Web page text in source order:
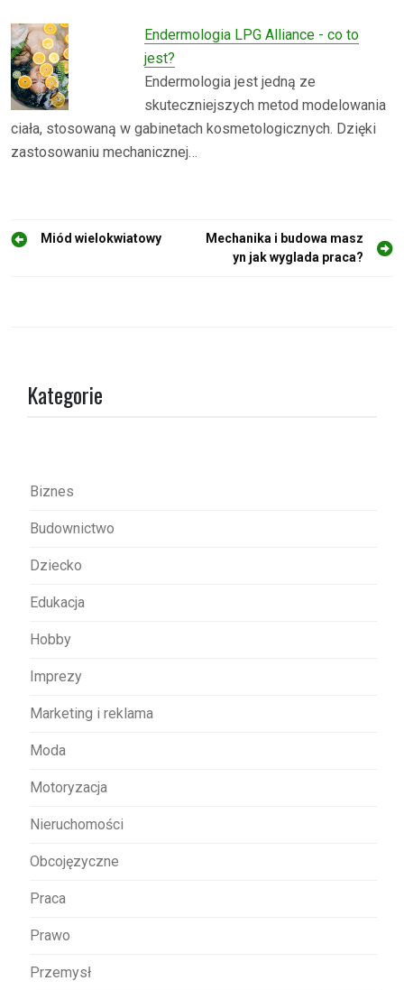
Endermologia LPG Alliance - co to
jest?
Endermologia jest jedną ze
skuteczniejszych metod modelowania
ciała, stosowaną w gabinetach kosmetologicznych. Dzięki
zastosowaniu mechanicznej…
N
Miód wielokwiatowy
Mechanika i budowa masz
yn jak wyglada praca?
Kategorie
Biznes
Budownictwo
Dziecko
Edukacja
Hobby
Imprezy
Marketing i reklama
Moda
Motoryzacja
Nieruchomości
Obcojęzyczne
Praca
Prawo
Przemysł